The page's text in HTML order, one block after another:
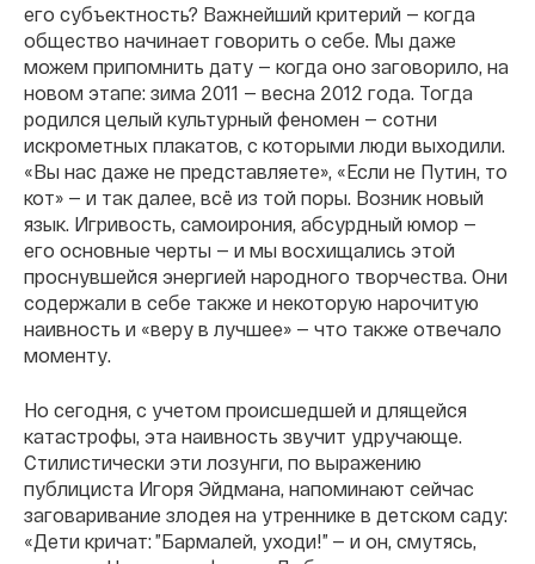
его субъектность? Важнейший критерий — когда
общество начинает говорить о себе. Мы даже
можем припомнить дату — когда оно заговорило, на
новом этапе: зима 2011 — весна 2012 года. Тогда
родился целый культурный феномен — сотни
искрометных плакатов, с которыми люди выходили.
«Вы нас даже не представляете», «Если не Путин, то
кот» — и так далее, всё из той поры. Возник новый
язык. Игривость, самоирония, абсурдный юмор —
его основные черты — и мы восхищались этой
проснувшейся энергией народного творчества. Они
содержали в себе также и некоторую нарочитую
наивность и «веру в лучшее» — что также отвечало
моменту.
Но сегодня, с учетом происшедшей и длящейся
катастрофы, эта наивность звучит удручающе.
Стилистически эти лозунги, по выражению
публициста Игоря Эйдмана, напоминают сейчас
заговаривание злодея на утреннике в детском саду:
«Дети кричат: ”Бармалей, уходи!” — и он, смутясь,